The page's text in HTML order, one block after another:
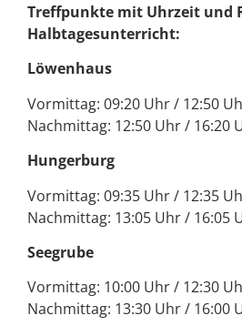
Treffpunkte mit Uhrzeit und
Halbtagesunterricht:
Löwenhaus
Vormittag: 09:20 Uhr / 12:50
Nachmittag: 12:50 Uhr / 16:20
Hungerburg
Vormittag: 09:35 Uhr / 12:35
Nachmittag: 13:05 Uhr / 16:05
Seegrube
Vormittag: 10:00 Uhr / 12:30
Nachmittag: 13:30 Uhr / 16:00